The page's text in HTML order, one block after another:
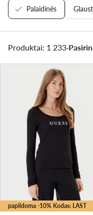
Palaidinės
Produktai: 1 233·
papildoma -10% Kodas: LAST